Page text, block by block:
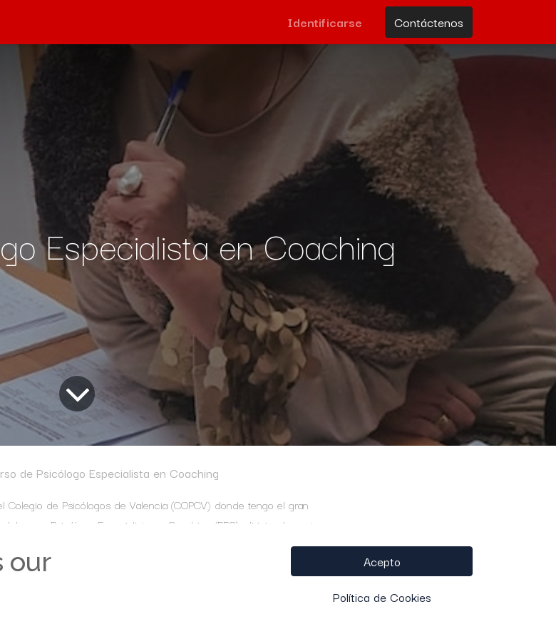
Identificarse Contáctenos
Especialista en Coaching
de Psicólogo Especialista en Coaching
de Psicólogos de Valencia (COPCV) donde tengo el gran
curso Psicólogo Especialista en Coaching (PEC), dirigiendo cuatro
y lo afortunada que me siento por el enorme trabajo, los eurekas y el
tanto ellos como yo hemos aprendido y crecido conjuntamente. Estoy
our
Acepto
Política de Cookies